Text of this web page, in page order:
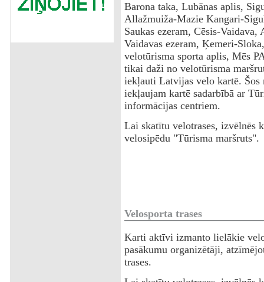
Barona taka, Lubānas aplis,
Allažmuiža-Mazie Kangari-
Saukas ezeram, Cēsis-Vaidava,
Vaidavas ezeram, Ķemeri-
velotūrisma sporta aplis, Mēs
tikai daži no velotūrisma
iekļauti Latvijas velo kartē. Šos
iekļaujam kartē sadarbībā ar
informācijas centriem.
Lai skatītu velotrases, izvēlnēs
velosipēdu "Tūrisma maršruts".
Velosporta trases
Karti aktīvi izmanto lielākie
pasākumu organizētāji,
trases.